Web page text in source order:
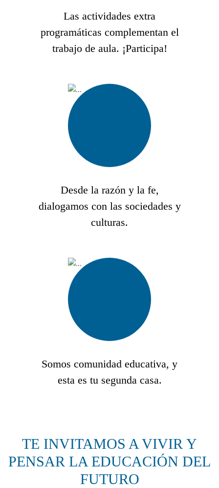
Las actividades extra
programáticas complementan el
trabajo de aula. ¡Participa!
Desde la razón y la fe,
dialogamos con las sociedades y
culturas.
Somos comunidad educativa, y
esta es tu segunda casa.
TE INVITAMOS A VIVIR Y
PENSAR LA EDUCACIÓN DEL
FUTURO